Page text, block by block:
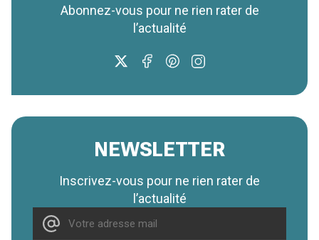
Abonnez-vous pour ne rien rater de
l’actualité
NEWSLETTER
Inscrivez-vous pour ne rien rater de
l’actualité